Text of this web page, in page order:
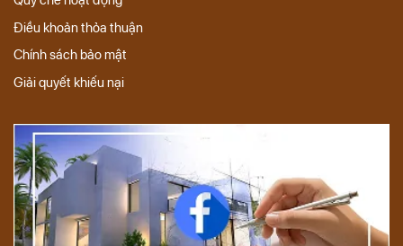
Điều khoản thỏa thuận
Chính sách bảo mật
Giải quyết khiếu nại